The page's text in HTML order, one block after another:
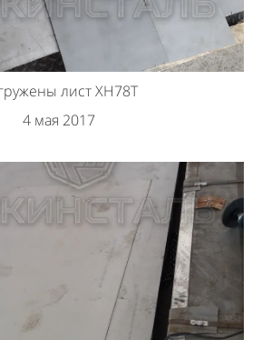
лист ХН78Т
4 мая 2017